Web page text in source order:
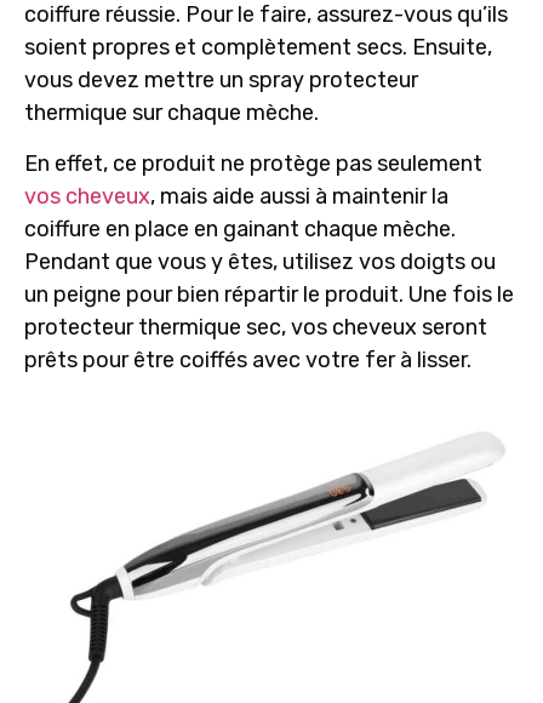
coiffure réussie. Pour le faire, assurez-vous qu’ils
soient propres et complètement secs. Ensuite,
vous devez mettre un spray protecteur
thermique sur chaque mèche.
En effet, ce produit ne protège pas seulement
vos cheveux, mais aide aussi à maintenir la
coiffure en place en gainant chaque mèche.
Pendant que vous y êtes, utilisez vos doigts ou
un peigne pour bien répartir le produit. Une fois le
protecteur thermique sec, vos cheveux seront
prêts pour être coiffés avec votre fer à lisser.